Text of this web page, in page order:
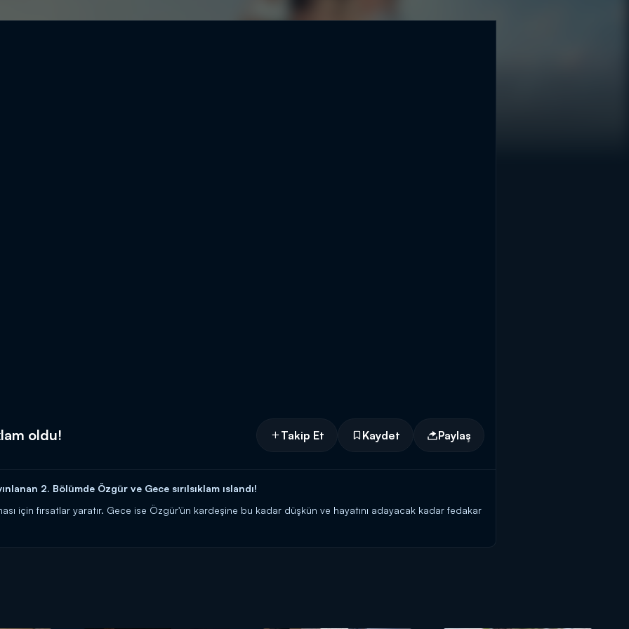
oldu! Takip Et Kaydet Paylaş
2. Bölümde Özgür ve Gece sırılsıklam ıslandı!
için fırsatlar yaratır. Gece ise Özgür'ün kardeşine bu kadar düşkün ve hayatını adayacak kadar fedakar
hakkında bu konuşmaları yaparken bir anda sırılsıklam olurlar.